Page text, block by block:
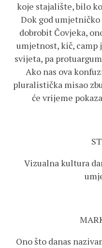
koje stajalište, bilo
Dok god umjetničko
dobrobit Čovjeka,
umjetnost, kič, camp
svijeta, pa
Ako nas ova
pluralistička misao
će vrijeme
Vizualna kultura
Ono što danas